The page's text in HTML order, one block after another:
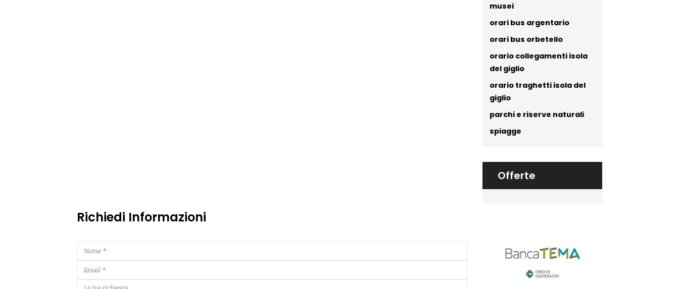
Richiedi Informazioni
musei
orari bus argentario
orari bus orbetello
orario collegamenti isola
del giglio
orario traghetti isola del
giglio
parchi e riserve naturali
spiagge
Offerte